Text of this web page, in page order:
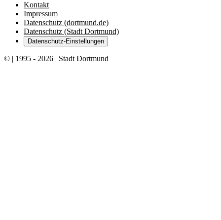
Kontakt
Impressum
Datenschutz (dortmund.de)
Datenschutz (Stadt Dortmund)
Datenschutz-Einstellungen
© | 1995 - 2026 | Stadt Dortmund